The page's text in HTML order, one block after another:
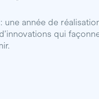
une année de
qui